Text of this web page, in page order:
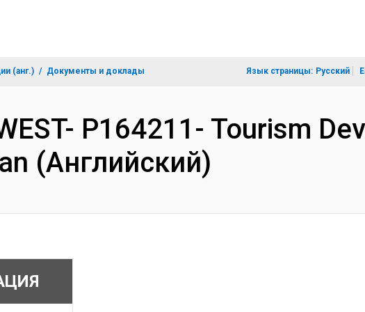
(анг.) Документы и доклады Язык страницы: Русский
P164211- Tourism
(Английский)